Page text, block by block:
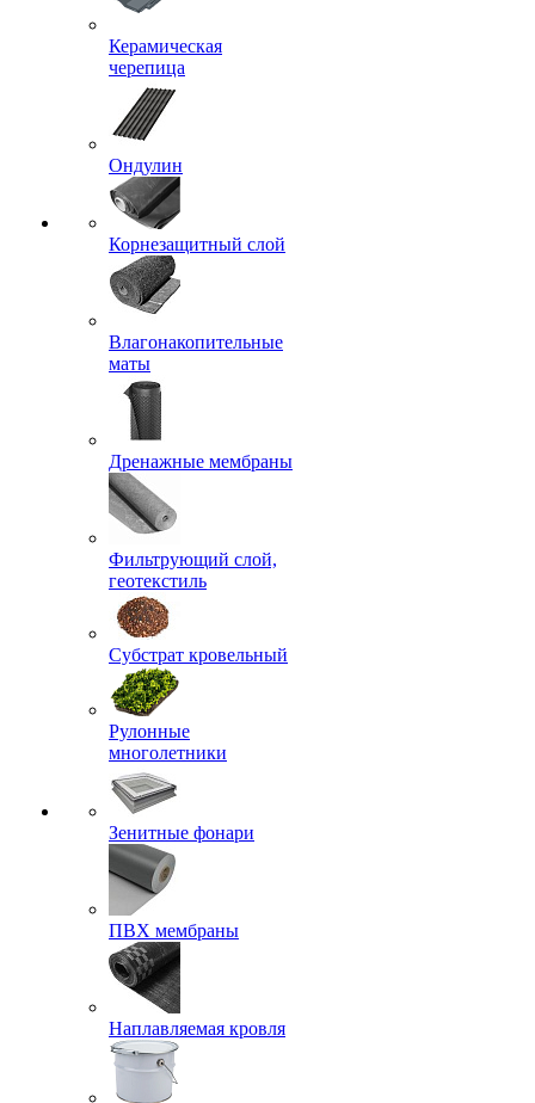
Керамическая
черепица
Ондулин
Корнезащитный слой
Влагонакопительные
маты
Дренажные мембраны
Фильтрующий слой,
геотекстиль
Субстрат кровельный
Рулонные
многолетники
Зенитные фонари
ПВХ мембраны
Наплавляемая кровля